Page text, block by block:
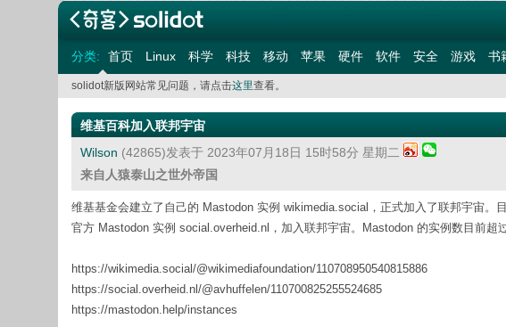
分类: 首页 Linux 科学 科技 移动 苹果 硬件 软件 安全 游戏 书
solidot新版网站常见问题，请点击这里查看。
维基百科加入联邦宇宙
Wilson (42865)发表于 2023年07月18日 15时58分 星期二
来自人猿泰山之世外帝国
维基基金会建立了自己的 Mastodon 实例 wikimedia.social，正式加入了联邦宇宙。
官方 Mastodon 实例 social.overheid.nl，加入联邦宇宙。Mastodon 的实例数目前超
https://wikimedia.social/@wikimediafoundation/110708950540815886
https://social.overheid.nl/@avhuffelen/110700825255524685
https://mastodon.help/instances